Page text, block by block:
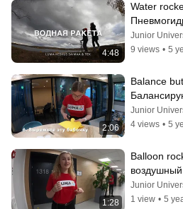
4:48
Water
(English /
Junior
9 views • 5
2:06
Balance
(Russian)
Junior
4 views • 5
1:28
Balloon
Junior
1 view • 5